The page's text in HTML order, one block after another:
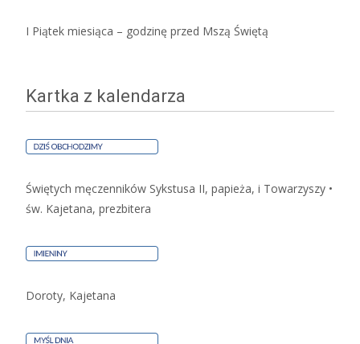
I Piątek miesiąca – godzinę przed Mszą Świętą
Kartka z kalendarza
Świętych męczenników Sykstusa II, papieża, i Towarzyszy •
św. Kajetana, prezbitera
Doroty, Kajetana